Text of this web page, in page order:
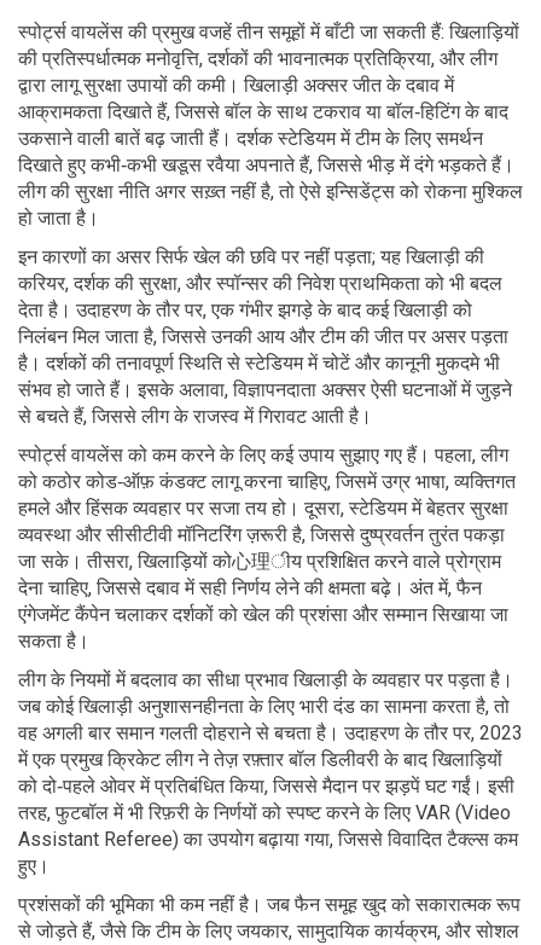
स्पोर्ट्स वायलेंस की प्रमुख वजहें तीन समूहों में बाँटी जा सकती हैं: खिलाड़ियों
की प्रतिस्पर्धात्मक मनोवृत्ति, दर्शकों की भावनात्मक प्रतिक्रिया, और लीग
द्वारा लागू सुरक्षा उपायों की कमी। खिलाड़ी अक्सर जीत के दबाव में
आक्रामकता दिखाते हैं, जिससे बॉल के साथ टकराव या बॉल‑हिटिंग के बाद
उकसाने वाली बातें बढ़ जाती हैं। दर्शक स्टेडियम में टीम के लिए समर्थन
दिखाते हुए कभी‑कभी खडूस रवैया अपनाते हैं, जिससे भीड़ में दंगे भड़कते हैं।
लीग की सुरक्षा नीति अगर सख़्त नहीं है, तो ऐसे इन्सिडेंट्स को रोकना मुश्किल
हो जाता है।
इन कारणों का असर सिर्फ खेल की छवि पर नहीं पड़ता; यह खिलाड़ी की
करियर, दर्शक की सुरक्षा, और स्पॉन्सर की निवेश प्राथमिकता को भी बदल
देता है। उदाहरण के तौर पर, एक गंभीर झगड़े के बाद कई खिलाड़ी को
निलंबन मिल जाता है, जिससे उनकी आय और टीम की जीत पर असर पड़ता
है। दर्शकों की तनावपूर्ण स्थिति से स्टेडियम में चोटें और कानूनी मुकदमे भी
संभव हो जाते हैं। इसके अलावा, विज्ञापनदाता अक्सर ऐसी घटनाओं में जुड़ने
से बचते हैं, जिससे लीग के राजस्व में गिरावट आती है।
स्पोर्ट्स वायलेंस को कम करने के लिए कई उपाय सुझाए गए हैं। पहला, लीग
को कठोर कोड‑ऑफ़ कंडक्ट लागू करना चाहिए, जिसमें उग्र भाषा, व्यक्तिगत
हमले और हिंसक व्यवहार पर सजा तय हो। दूसरा, स्टेडियम में बेहतर सुरक्षा
व्यवस्था और सीसीटीवी मॉनिटरिंग ज़रूरी है, जिससे दुष्प्रवर्तन तुरंत पकड़ा
जा सके। तीसरा, खिलाड़ियों को心理ीय प्रशिक्षित करने वाले प्रोग्राम
देना चाहिए, जिससे दबाव में सही निर्णय लेने की क्षमता बढ़े। अंत में, फैन
एंगेजमेंट कैंपेन चलाकर दर्शकों को खेल की प्रशंसा और सम्मान सिखाया जा
सकता है।
लीग के नियमों में बदलाव का सीधा प्रभाव खिलाड़ी के व्यवहार पर पड़ता है।
जब कोई खिलाड़ी अनुशासनहीनता के लिए भारी दंड का सामना करता है, तो
वह अगली बार समान गलती दोहराने से बचता है। उदाहरण के तौर पर, 2023
में एक प्रमुख क्रिकेट लीग ने तेज़ रफ़्तार बॉल डिलीवरी के बाद खिलाड़ियों
को दो‑पहले ओवर में प्रतिबंधित किया, जिससे मैदान पर झड़पें घट गईं। इसी
तरह, फुटबॉल में भी रिफ़री के निर्णयों को स्पष्ट करने के लिए VAR (Video
Assistant Referee) का उपयोग बढ़ाया गया, जिससे विवादित टैक्ल्स कम
हुए।
प्रशंसकों की भूमिका भी कम नहीं है। जब फैन समूह खुद को सकारात्मक रूप
से जोड़ते हैं, जैसे कि टीम के लिए जयकार, सामुदायिक कार्यक्रम, और सोशल